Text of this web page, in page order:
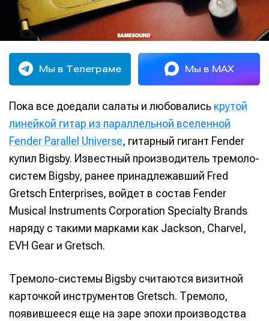
Мы в Телеграме Мы в MAX
Пока все доедали салаты и любовались крутой
линейкой гитар из параллельной вселенной
Fender Parallel Universe, гитарный гигант Fender
купил Bigsby. Известный производитель тремоло-
систем Bigsby, ранее принадлежавший Fred
Gretsch Enterprises, войдет в состав Fender
Musical Instruments Corporation Specialty Brands
наряду с такими марками как Jackson, Charvel,
EVH Gear и Gretsch.
Тремоло-системы Bigsby считаются визитной
карточкой инструментов Gretsch. Тремоло,
появившееся еще на заре эпохи производства